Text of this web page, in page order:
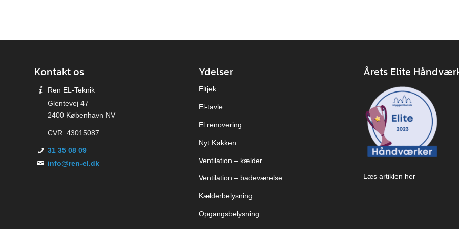
Kontakt os
Ren EL-Teknik
Glentevej 47
2400 København NV
CVR: 43015087
31 35 08 09
info@ren-el.dk
Ydelser
Eltjek
El-tavle
El renovering
Nyt Køkken
Ventilation – kælder
Ventilation – badeværelse
Kælderbelysning
Opgangsbelysning
Årets Elite
Læs artiklen her